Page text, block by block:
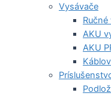
Vysávače
AKU
AKU